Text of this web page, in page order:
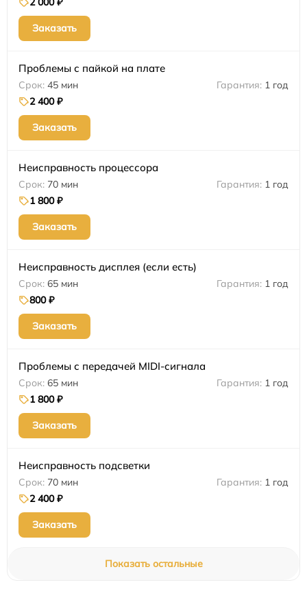
Заказать
Проблемы с пайкой на плате
45 мин
1 год
2 400 ₽
Заказать
Неисправность процессора
70 мин
1 год
1 800 ₽
Заказать
Неисправность дисплея (если есть)
65 мин
1 год
800 ₽
Заказать
Проблемы с передачей MIDI-сигнала
65 мин
1 год
1 800 ₽
Заказать
Неисправность подсветки
70 мин
1 год
2 400 ₽
Заказать
Показать остальные